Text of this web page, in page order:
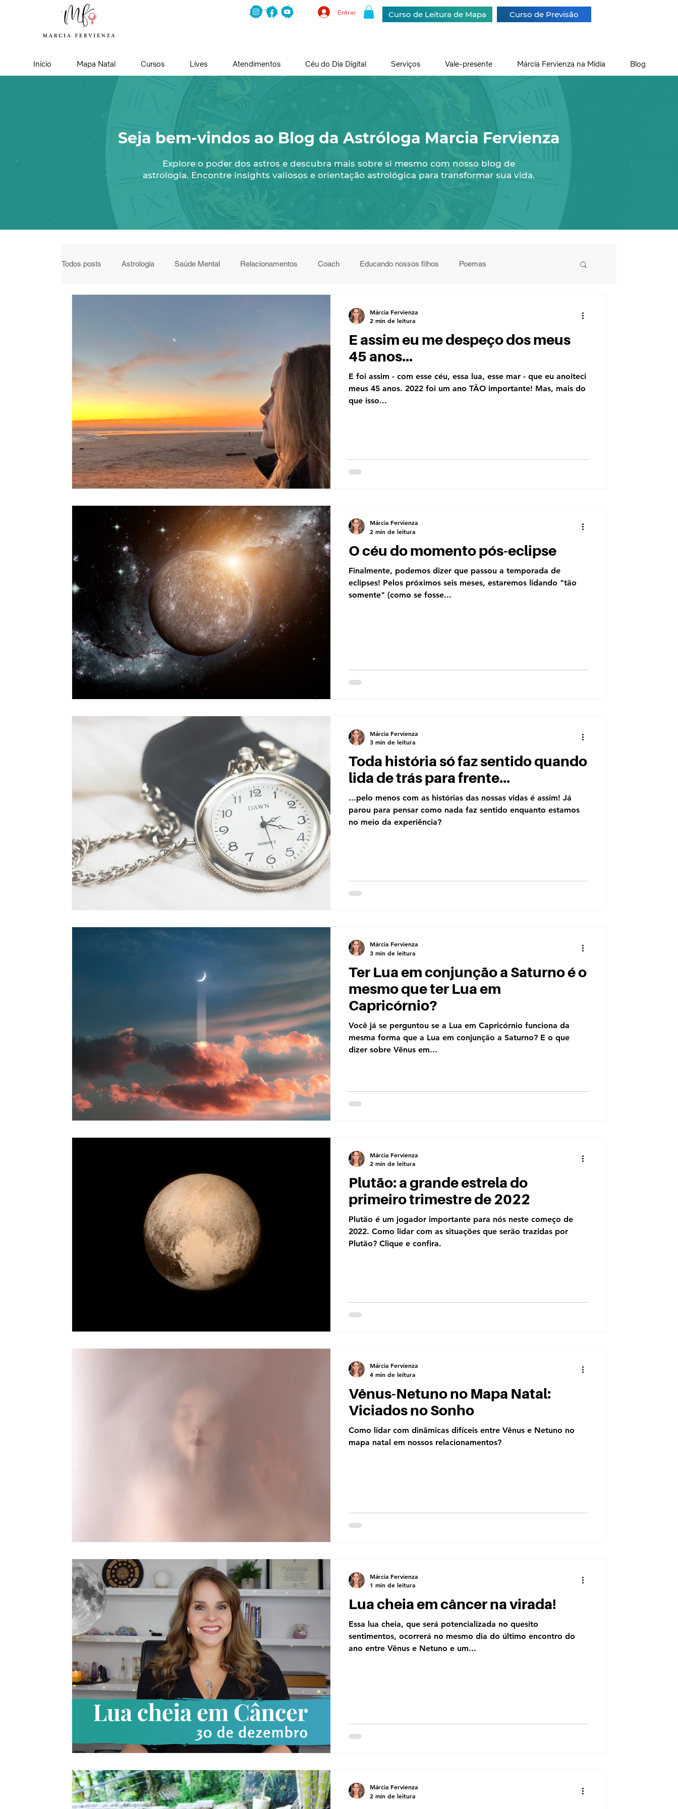
Entrar Curso de Leitura de Mapa Curso de Previsão
Início Mapa Natal Cursos Lives Atendimentos Céu do Dia Digital Serviços Vale-presente Márcia Fervienza na Mídia Blog
Seja bem-vindos ao Blog da Astróloga Marcia Fervienza
Explore o poder dos astros e descubra mais sobre si mesmo com nosso blog de
astrologia. Encontre insights valiosos e orientação astrológica para transformar sua vida.
Todos posts Astrologia Saúde Mental Relacionamentos Coach Educando nossos filhos Poemas
E assim eu me despeço dos meus
45 anos...
E foi assim - com esse céu, essa lua, esse mar - que eu anoiteci
meus 45 anos. 2022 foi um ano TÃO importante! Mas, mais do
que isso...
Márcia Fervienza
2 min de leitura
O céu do momento pós-eclipse
Finalmente, podemos dizer que passou a temporada de
eclipses! Pelos próximos seis meses, estaremos lidando "tão
somente" (como se fosse...
Márcia Fervienza
2 min de leitura
Toda história só faz sentido quando
lida de trás para frente...
...pelo menos com as histórias das nossas vidas é assim! Já
parou para pensar como nada faz sentido enquanto estamos
no meio da experiência?
Márcia Fervienza
3 min de leitura
Ter Lua em conjunção a Saturno é o
mesmo que ter Lua em
Capricórnio?
Você já se perguntou se a Lua em Capricórnio funciona da
mesma forma que a Lua em conjunção a Saturno? E o que
dizer sobre Vênus em...
Márcia Fervienza
3 min de leitura
Plutão: a grande estrela do
primeiro trimestre de 2022
Plutão é um jogador importante para nós neste começo de
2022. Como lidar com as situações que serão trazidas por
Plutão? Clique e confira.
Márcia Fervienza
2 min de leitura
Vênus-Netuno no Mapa Natal:
Viciados no Sonho
Como lidar com dinâmicas difíceis entre Vênus e Netuno no
mapa natal em nossos relacionamentos?
Márcia Fervienza
4 min de leitura
Lua cheia em câncer na virada!
Essa lua cheia, que será potencializada no quesito
sentimentos, ocorrerá no mesmo dia do último encontro do
ano entre Vênus e Netuno e um...
Márcia Fervienza
1 min de leitura
Márcia Fervienza
2 min de leitura